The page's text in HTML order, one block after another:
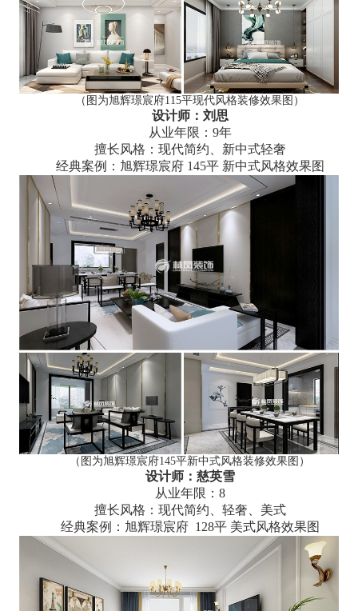
（图为旭辉璟宸府115平现代风格装修效果图）
设计师：刘思
从业年限：9年
擅长风格：现代简约、新中式轻奢
经典案例：旭辉璟宸府 145平 新中式风格效果图
（图为旭辉璟宸府145平新中式风格装修效果图）
设计师：慈英雪
从业年限：8
擅长风格：现代简约、轻奢、美式
经典案例：旭辉璟宸府 128平 美式风格效果图